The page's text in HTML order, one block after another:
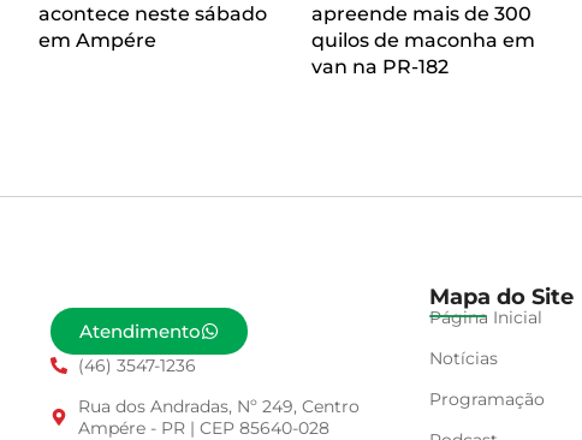
acontece neste sábado
em Ampére
apreende mais de 300
quilos de maconha em
van na PR-182
Atendimento
(46) 3547-1236
Rua dos Andradas, Nº 249, Centro
Ampére - PR | CEP 85640-028
Mapa do Site
Página Inicial
Notícias
Programação